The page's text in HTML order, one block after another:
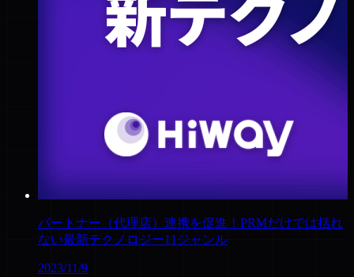
パートナー（代理店）連携を促進！PRMだけでは括れ
ない最新テクノロジー11ジャンル
2023/11/9